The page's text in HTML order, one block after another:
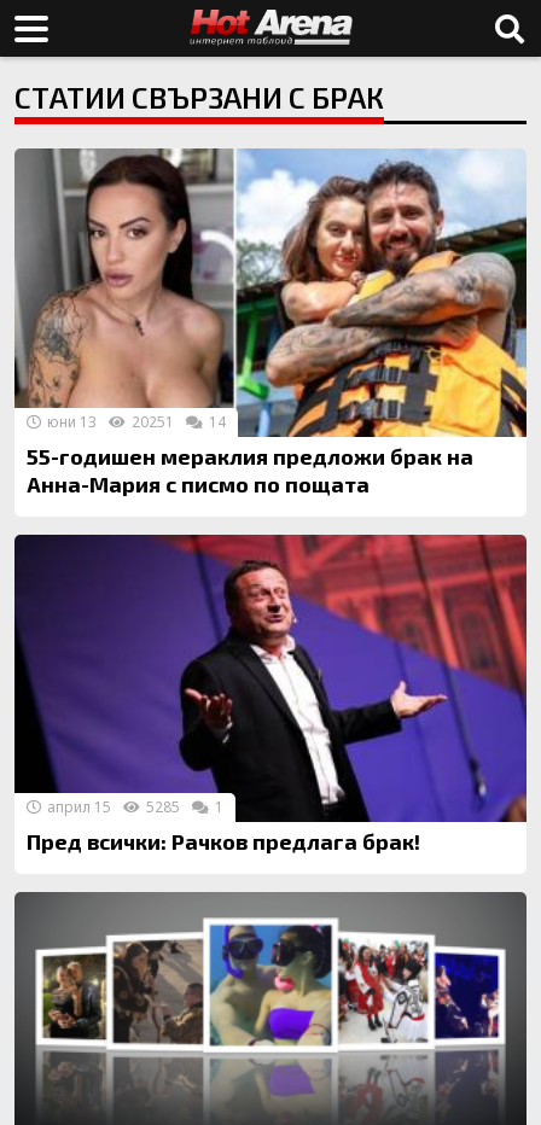
СТАТИИ СВЪРЗАНИ С БРАК
55-годишен мераклия предложи брак на
Анна-Мария с писмо по пощата
юни 13 20251 14
Пред всички: Рачков предлага брак!
април 15 5285 1